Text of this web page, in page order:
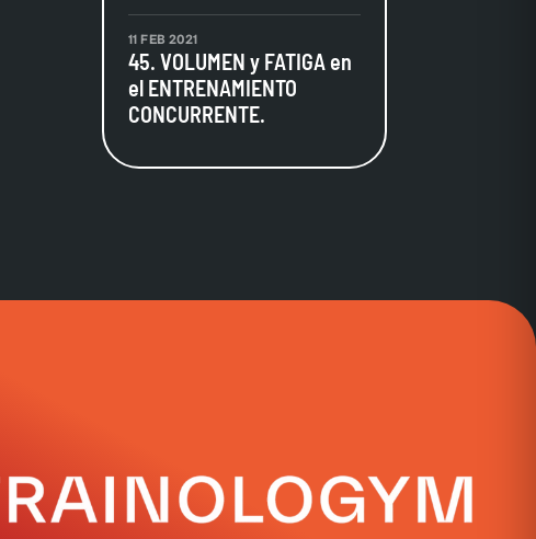
11 FEB 2021
45. VOLUMEN y FATIGA en
el ENTRENAMIENTO
CONCURRENTE.